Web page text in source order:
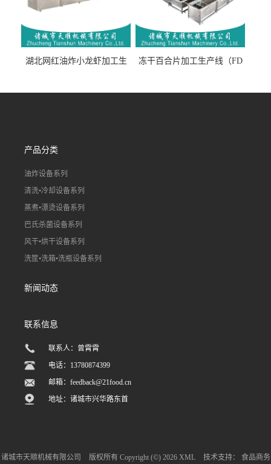
湖北网红油炸小龙虾加工生
线）
冻干百合片加工生产线（FD
线）
产品分类
油炸设备系列
清洗•冷却设备系列
蒸煮•漂烫设备系列
巴氏杀菌设备系列
风干•烘干设备系列
洗筐•洗箱•洗瓶设备系列
新闻动态
联系信息
联系人：曾霄霄
电话：13780874399
邮箱：feedback@21food.cn
地址：诸城市兴华路东首
诸城市天顺机械有限公司 版权所有 Copyright (©) 2026 XML 技术支持： 食品商务